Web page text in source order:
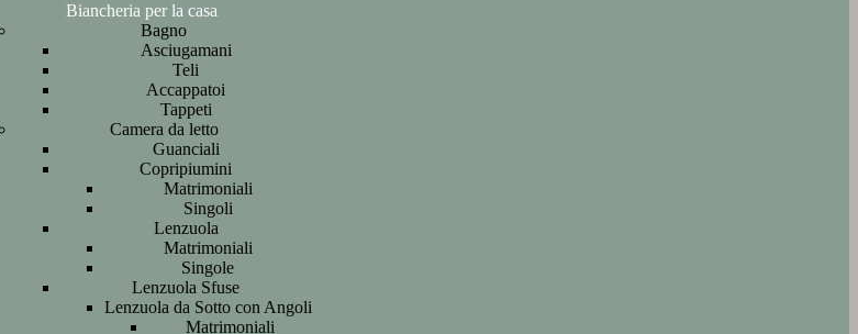
Biancheria per la casa
Bagno
Asciugamani
Teli
Accappatoi
Tappeti
Camera da letto
Guanciali
Copripiumini
Matrimoniali
Singoli
Lenzuola
Matrimoniali
Singole
Lenzuola Sfuse
Lenzuola da Sotto con Angoli
Matrimoniali